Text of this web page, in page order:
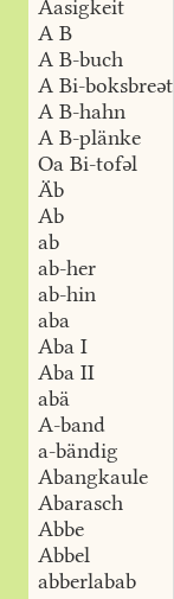
Aasigkeit
A B
A B-buch
A Bi-boksbreət
A B-hahn
A B-plänke
Oa Bi-tofəl
Äb
Ab
ab
ab-her
ab-hin
aba
Aba I
Aba II
abä
A-band
a-bändig
Abangkaule
Abarasch
Abbe
Abbel
abberlabab